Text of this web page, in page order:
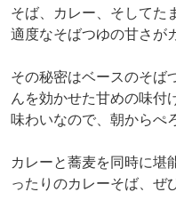
そば、カレー、そしてた
適度なそばつゆの甘さが
その秘密はベースのそば
んを効かせた甘めの味付
味わいなので、朝からぺ
カレーと蕎麦を同時に堪
ったりのカレーそば、ぜ